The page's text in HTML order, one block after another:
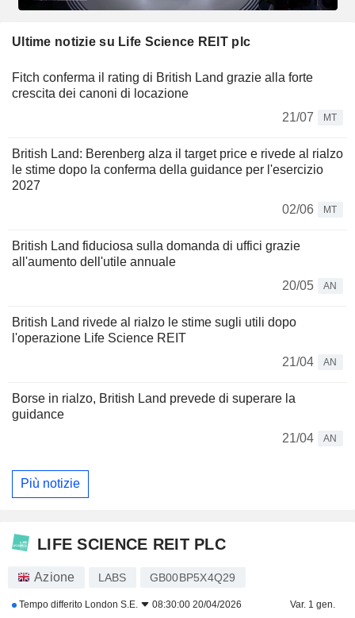
Ultime notizie su Life Science REIT plc
Fitch conferma il rating di British Land grazie alla forte
crescita dei canoni di locazione
21/07
MT
British Land: Berenberg alza il target price e rivede al rialzo
le stime dopo la conferma della guidance per l'esercizio
2027
02/06
MT
British Land fiduciosa sulla domanda di uffici grazie
all'aumento dell'utile annuale
20/05
AN
British Land rivede al rialzo le stime sugli utili dopo
l'operazione Life Science REIT
21/04
AN
Borse in rialzo, British Land prevede di superare la
guidance
21/04
AN
Più notizie
LIFE SCIENCE REIT PLC
Azione LABS GB00BP5X4Q29
Tempo differito London S.E. 08:30:00 20/04/2026 Var. 1 gen.